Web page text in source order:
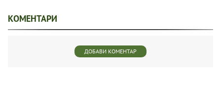
КОМЕНТАРИ
ДОБАВИ КОМЕНТАР